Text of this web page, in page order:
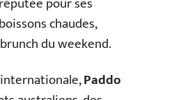
chaudes,
du weekend.
Paddo